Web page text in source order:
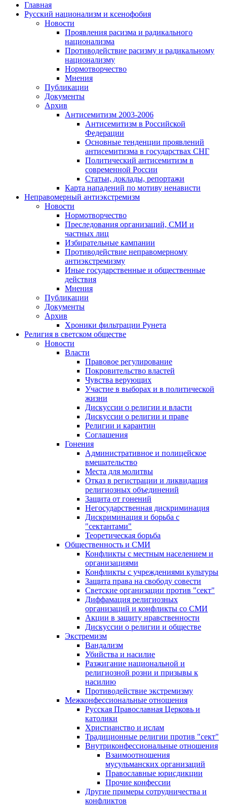
Главная
Русский национализм и ксенофобия
Новости
Проявления расизма и радикального
национализма
Противодействие расизму и радикальному
национализму
Нормотворчество
Мнения
Публикации
Документы
Архив
Антисемитизм 2003-2006
Антисемитизм в Российской
Федерации
Основные тенденции проявлений
антисемитизма в государствах СНГ
Политический антисемитизм в
современной России
Статьи, доклады, репортажи
Карта нападений по мотиву ненависти
Неправомерный антиэкстремизм
Новости
Нормотворчество
Преследования организаций, СМИ и
частных лиц
Избирательные кампании
Противодействие неправомерному
антиэкстремизму
Иные государственные и общественные
действия
Мнения
Публикации
Документы
Архив
Хроники фильтрации Рунета
Религия в светском обществе
Новости
Власти
Правовое регулирование
Покровительство властей
Чувства верующих
Участие в выборах и в политической
жизни
Дискуссии о религии и власти
Дискуссии о религии и праве
Религии и карантин
Соглашения
Гонения
Административное и полицейское
вмешательство
Места для молитвы
Отказ в регистрации и ликвидация
религиозных объединений
Защита от гонений
Негосударственная дискриминация
Дискриминация и борьба с
"сектантами"
Теоретическая борьба
Общественность и СМИ
Конфликты с местным населением и
организациями
Конфликты с учреждениями культуры
Защита права на свободу совести
Светские организации против "сект"
Диффамация религиозных
организаций и конфликты со СМИ
Акции в защиту нравственности
Дискуссии о религии и обществе
Экстремизм
Вандализм
Убийства и насилие
Разжигание национальной и
религиозной розни и призывы к
насилию
Противодействие экстремизму
Межконфессиональные отношения
Русская Православная Церковь и
католики
Христианство и ислам
Традиционные религии против "сект"
Внутриконфессиональные отношения
Взаимоотношения
мусульманских организаций
Православные юрисдикции
Прочие конфессии
Другие примеры сотрудничества и
конфликтов